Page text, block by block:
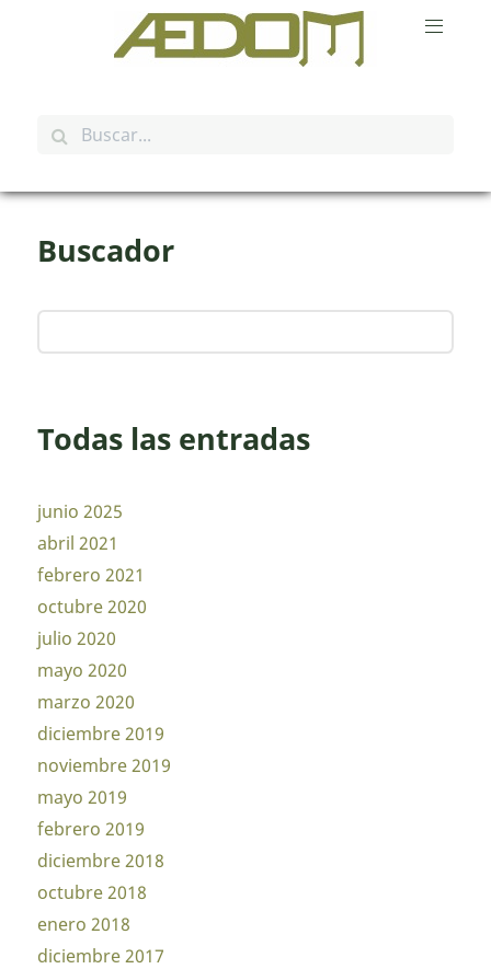
Buscador
Todas las entradas
junio 2025
abril 2021
febrero 2021
octubre 2020
julio 2020
mayo 2020
marzo 2020
diciembre 2019
noviembre 2019
mayo 2019
febrero 2019
diciembre 2018
octubre 2018
enero 2018
diciembre 2017